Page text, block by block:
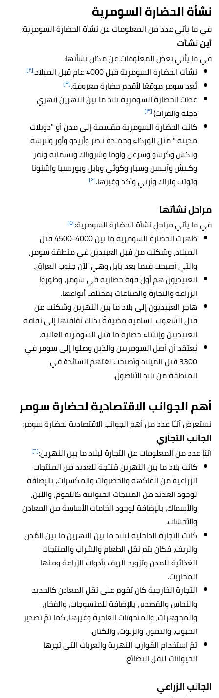
نشأة الحضارة السومرية
في ما يأتي عدد من المعلومات عن نشأة الحضارة السومرية:
أين نشأت
في ما يأتي بعض المعلومات عن مكان نشأتها:
نشأت الحضارة السومرية قبل 4000 عام قبل الميلاد.
[٢]
تُعد سومر موقعًا لأقدم حضارة معروفة.[٣]
غطت الحضارة السومرية بلاد ما بين النهرين (نهري
دجلة والفرات).[٣]
كانت الحضارة السومرية مقسمة إلى مدن أو "دويلات
مدينة " مثل الوركاء وجمـدة نـصر وأريدو وأور ولارسة
ولكش وكرسو وسرغل واوما وشروباك وبسماية ونفر
وكـيش وآيـسن وسبار وكوثي وبابل وبورسيبا واشنونا
وتوتب ولراك وأربي وأكد وغيرها.[٤]
مراحل نشأتها
في ما يأتي مراحل نشأة الحضارة السومرية:[٥]
ظهرت الحضارة السومرية ما بين 4000-4500 قبل
الميلاد، وسُكنت من قبل العبيدين في منطقة سومر،
والتي أصبحت فيما بعد بابل وهي الآن جنوب العراق.
العبيديون هم أول قوة حضارية في سومر، وطوروا
الزراعة والتجارة والصناعات بمختلف أنواعها.
هاجر العبيديون إلى بلاد ما بين النهرين وسُكنت من
قبل الشعوب السامية مضيفةً بذلك ثقافتها إلى ثقافة
العبيديين وإنشاء حضارة ما قبل السومرية العالية.
يُعتقد أن أصل السومريين والذين وصلوا إلى سومر في
3300 قبل الميلاد وأصبحت لغتهم السائدة في
المنطقة من بلاد الأناضول.
أهم الجوانب الاقتصادية لحضارة سومر
نستعرض آتيًا عدد من أهم الجوانب الاقتصادية لحضارة سومر:
الجانب التجاري
آتيًا عدد من المعلومات عن التجارة لبلاد ما بين النهرين:[٦]
كانت بلاد ما بين النهرين مُنتجة للعديد من المنتجات
الزراعية من الفاكهة والخضروات والمكسرات، بالإضافة
لوجود العديد من المنتجات الحيوانية كاللحوم، واللبن،
والأسماك، بالإضافة لوجود الخامات الأساسة من المعادن
والأخشاب.
كانت التجارة الداخلية لبلاد ما بين النهرين ما بين المُدن
والريف، فكان يتم نقل الطعام والشراب والمنتجات
الغذائية للمدن وتزويد الريف بأدوات الزراعة ومنها
المحاريث.
التجارة الخارجية كان تقوم على نقل المعادن كالحديد
والنحاس والقصدير، بالإضافة للمنسوجات، والفخار،
والمجوهرات، والمنحوتات العاجية وغيرها، كما تمّ تصدير
الحبوب، والتمور، والزيوت، والكتان.
تمّ استخدام القوارب النهرية والعربات التي تجرها
الحيوانات لنقل البضائع.
الجانب الزراعي